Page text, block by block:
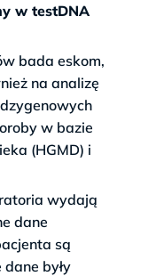
w testDNA
bada eskom,
na analizę
w bazie
(HGMD) i
wydają
dane
są
były